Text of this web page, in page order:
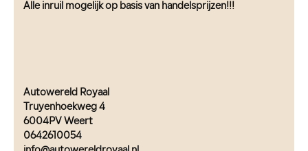
Alle inruil mogelijk op basis van handelsprijzen!!!
Autowereld Royaal
Truyenhoekweg 4
6004PV Weert
0642610054